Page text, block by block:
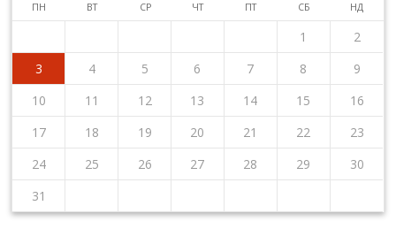
ПН ВТ СР ЧТ ПТ СБ НД
1
2
3
4 5 6 7 8
9
10
11 12 13 14 15
16
17
18 19 20 21 22
23
24
25 26 27 28 29
30
31